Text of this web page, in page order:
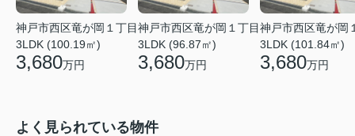
神戸市西区竜が岡１丁目
3LDK (100.19㎡)
3,680万円
神戸市西区竜が岡１丁目
3LDK (96.87㎡)
3,680万円
神戸市西区竜が岡
3LDK (101.84㎡)
3,680万円
よく見られている物件